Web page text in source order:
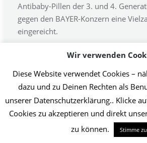
Antibaby-Pillen der 3. und 4.
gegen den BAYER-Konzern eine
eingereicht.
2019 Initiative Thrombose-Geschädigter |
Info
Wir verwenden
Diese Website verwendet Cookies –
dazu und zu Deinen Rechten als
unserer Datenschutzerklärung.. Klicke
Cookies zu akzeptieren und direkt
zu können.
Stimme